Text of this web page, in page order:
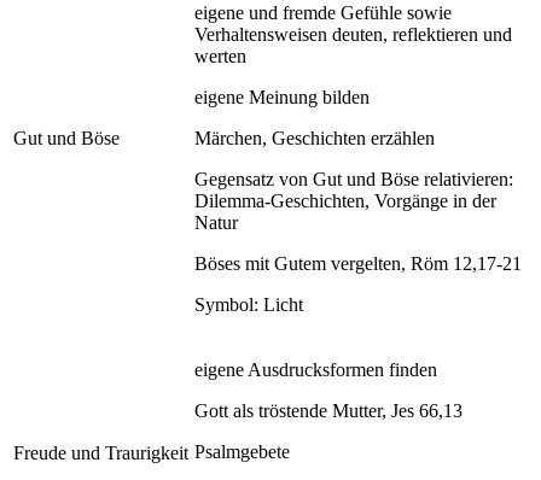
Gut und Böse
eigene und fremde Gefühle sowie
Verhaltensweisen deuten, reflektieren und
werten
eigene Meinung bilden
Märchen, Geschichten erzählen
Gegensatz von Gut und Böse relativieren:
Dilemma-Geschichten, Vorgänge in der
Natur
Böses mit Gutem vergelten, Röm 12,17-21
Symbol: Licht
Freude und Traurigkeit
eigene Ausdrucksformen finden
Gott als tröstende Mutter, Jes 66,13
Psalmgebete